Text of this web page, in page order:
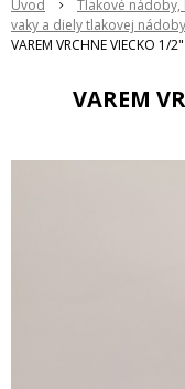
Úvod Tlakové nádoby,
vaky a diely tlakovej nádoby
VAREM VRCHNE VIECKO 1/
VAREM